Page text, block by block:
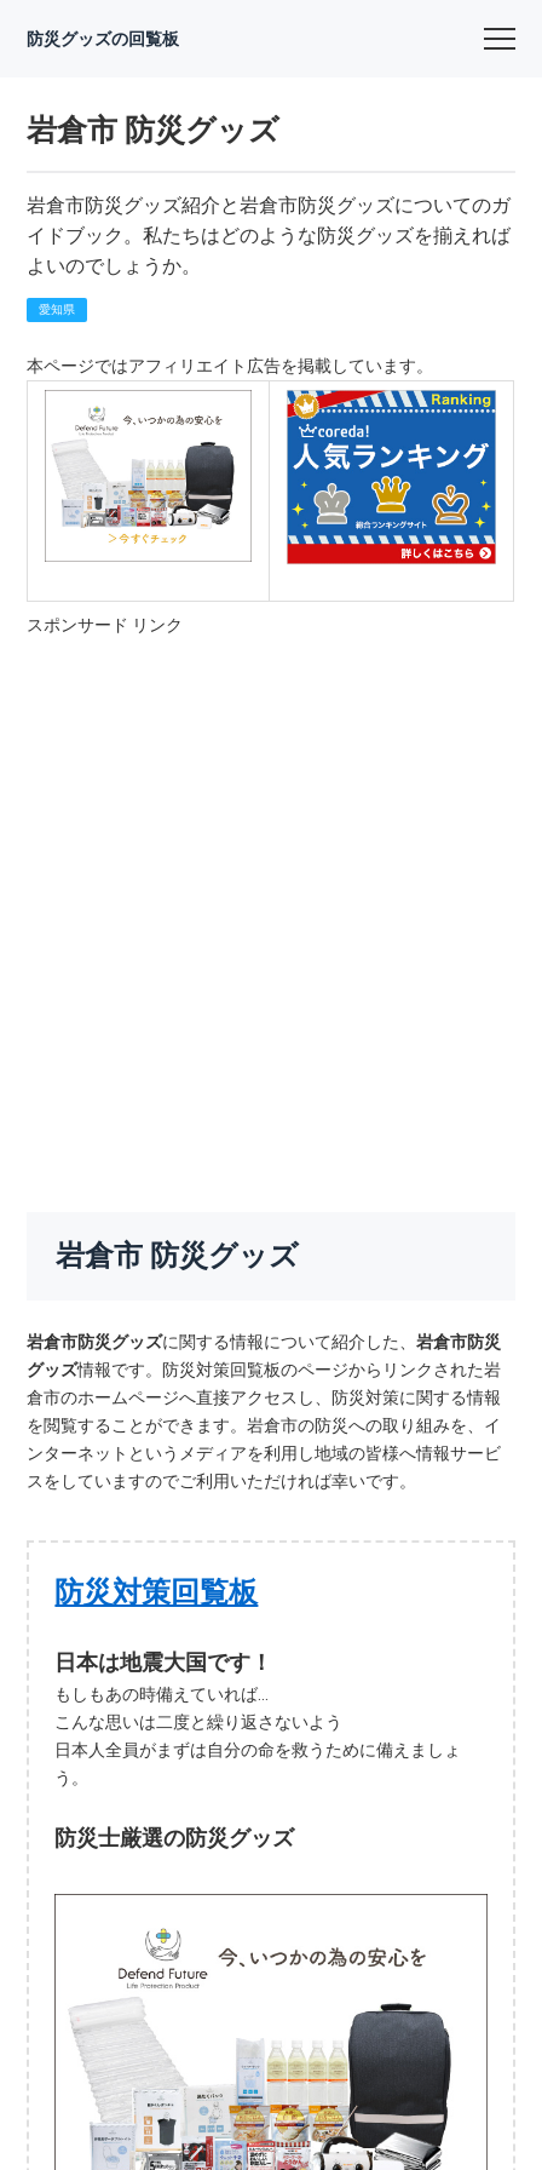
防災グッズの回覧板
岩倉市 防災グッズ
岩倉市防災グッズ紹介と岩倉市防災グッズについてのガ
イドブック。私たちはどのような防災グッズを揃えれば
よいのでしょうか。
愛知県
本ページではアフィリエイト広告を掲載しています。
スポンサード リンク
岩倉市 防災グッズ
岩倉市防災グッズに関する情報について紹介した、岩倉市防災
グッズ情報です。防災対策回覧板のページからリンクされた岩
倉市のホームページへ直接アクセスし、防災対策に関する情報
を閲覧することができます。岩倉市の防災への取り組みを、イ
ンターネットというメディアを利用し地域の皆様へ情報サービ
スをしていますのでご利用いただければ幸いです。
防災対策回覧板
日本は地震大国です！
もしもあの時備えていれば…
こんな思いは二度と繰り返さないよう
日本人全員がまずは自分の命を救うために備えましょ
う。
防災士厳選の防災グッズ